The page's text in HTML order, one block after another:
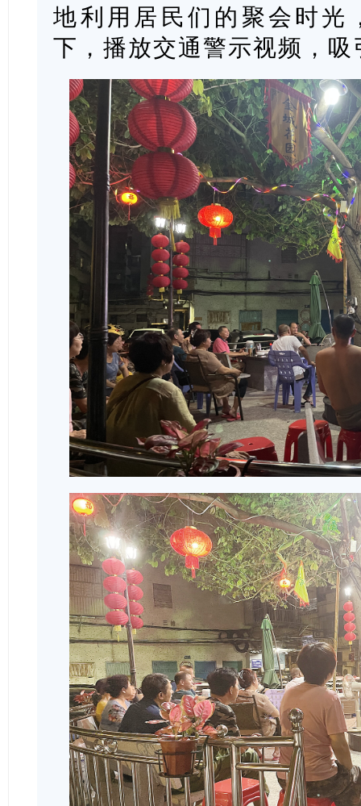
地利用居民们的聚会时光
下，播放交通警示视频，